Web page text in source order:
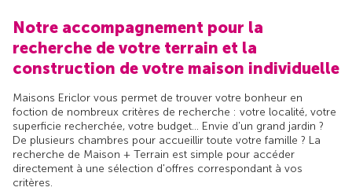
Notre accompagnement pour la
recherche de votre terrain et la
construction de votre maison individuelle
Maisons Ericlor vous permet de trouver votre bonheur en
foction de nombreux critères de recherche : votre localité, votre
superficie recherchée, votre budget... Envie d'un grand jardin ?
De plusieurs chambres pour accueillir toute votre famille ? La
recherche de Maison + Terrain est simple pour accéder
directement à une sélection d'offres correspondant à vos
critères.